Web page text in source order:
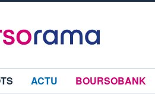
ACTU
BOURSOBANK